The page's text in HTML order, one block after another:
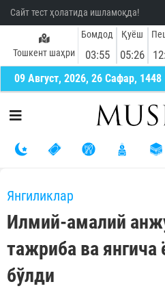
Сайт тест ҳолатида ишламоқда!
Тошкент шаҳри
Бомдод
03:55
Қуёш
05:26
09 Август, 2026, 26 Сафар, 1448
Янгиликлар
Илмий-амалий
тажриба ва янгича
бўлди